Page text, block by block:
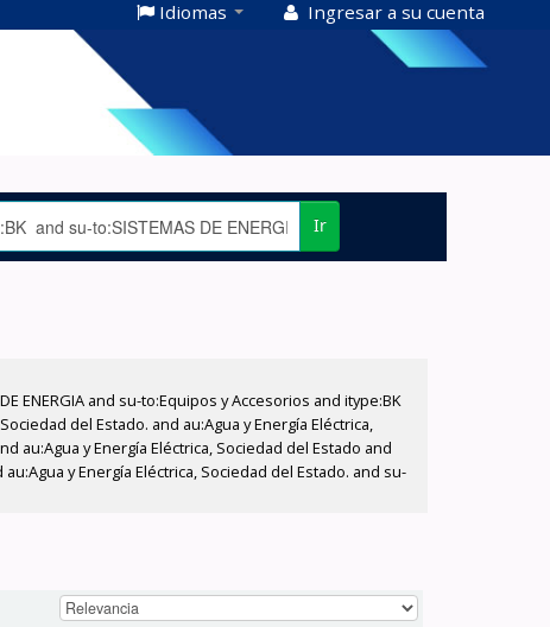
Idiomas Ingresar a su cuenta
Ir
ENERGIA and su-to:Equipos y Accesorios and itype:BK
del Estado. and au:Agua y Energía Eléctrica,
au:Agua y Energía Eléctrica, Sociedad del Estado and
y Energía Eléctrica, Sociedad del Estado. and su-